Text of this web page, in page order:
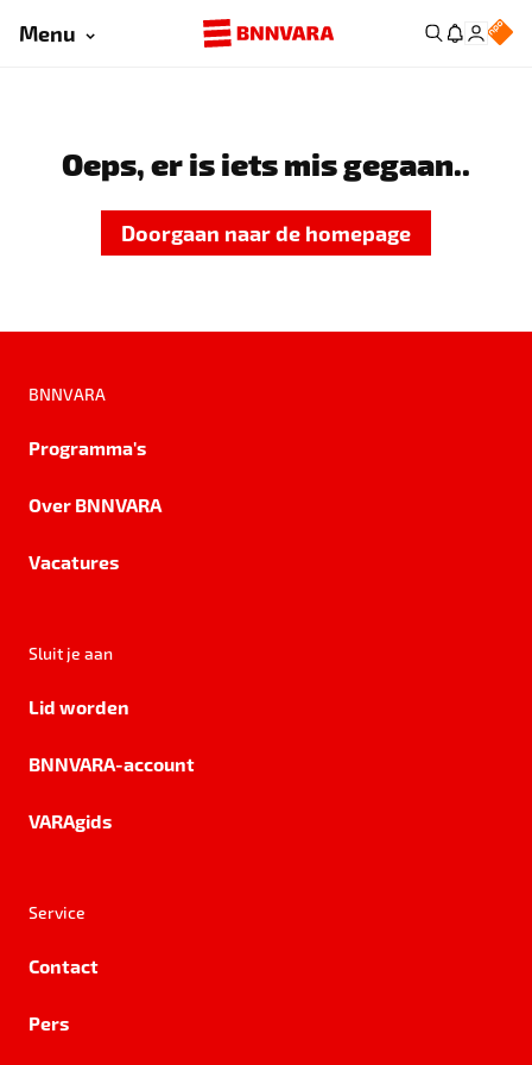
Menu
Oeps, er is iets mis gegaan..
Doorgaan naar de homepage
BNNVARA
Programma's
Over BNNVARA
Vacatures
Sluit je aan
Lid worden
BNNVARA-account
VARAgids
Service
Contact
Pers